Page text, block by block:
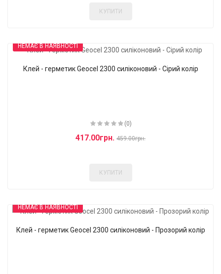
КУПИТИ
НЕМАЄ В НАЯВНОСТІ
-9%Клей - герметик Geocel 2300 силіконовий - Сірий колір
(0)
417.00грн. 459.00грн.
КУПИТИ
НЕМАЄ В НАЯВНОСТІ
-9%
Клей - герметик Geocel 2300 силіконовий - Прозорий колір